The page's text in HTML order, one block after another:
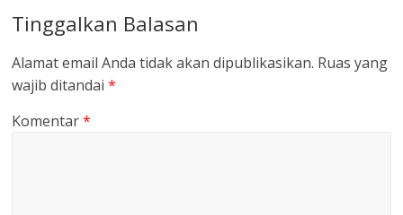
Tinggalkan Balasan
Alamat email Anda tidak akan dipublikasikan. Ruas yang
wajib ditandai*
Komentar*